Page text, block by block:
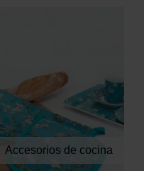
Accesorios de cocina